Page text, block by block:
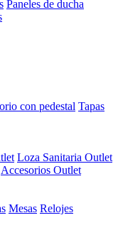
Paneles de ducha
con pedestal Tapas
Loza Sanitaria Outlet
Accesorios Outlet
Mesas Relojes